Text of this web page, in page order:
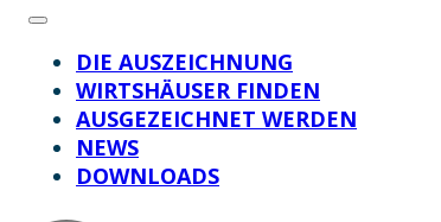
DIE AUSZEICHNUNG
WIRTSHÄUSER FINDEN
AUSGEZEICHNET WERDEN
NEWS
DOWNLOADS